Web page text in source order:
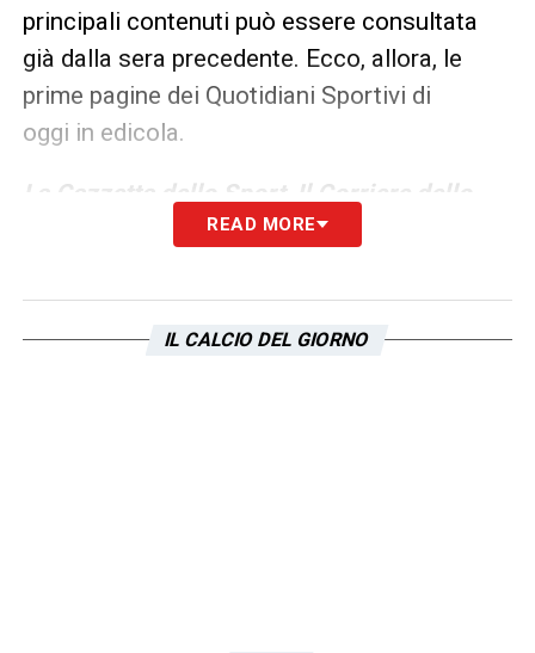
principali contenuti può essere consultata
già dalla sera precedente. Ecco, allora, le
prime pagine dei Quotidiani Sportivi di
oggi in edicola.
La Gazzetta dello Sport, Il Corriere dello
Tuttosportrappresentano i principali
riferimento ogni giorno tanto per gli addetti ai
lavori quanto per gli appassionati di calcio
READ MORE
IL CALCIO DEL GIORNO